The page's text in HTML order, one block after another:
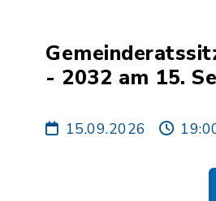
- 2032 am 15.
15.09.2026